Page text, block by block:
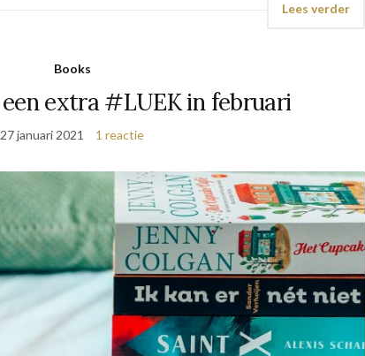
Lees verder
Books
extra #LUEK in februari
27 januari 2021 1 reactie